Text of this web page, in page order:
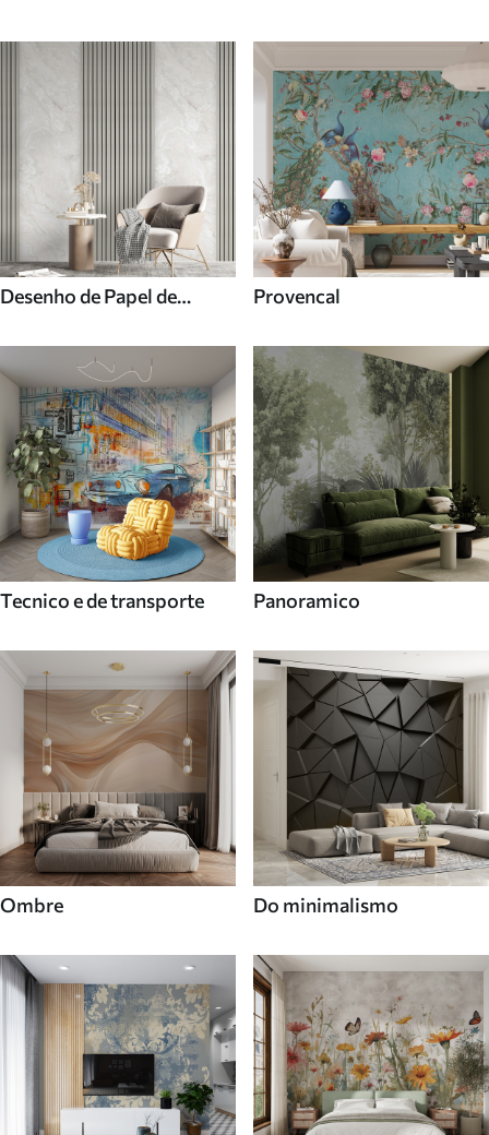
Desenho de Papel de
Provencal
Tecnico e de transporte Panoramico
Ombre Do minimalismo